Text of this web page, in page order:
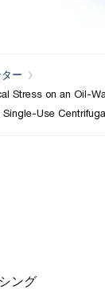
ー
Stress on an Oil-
Use
ング